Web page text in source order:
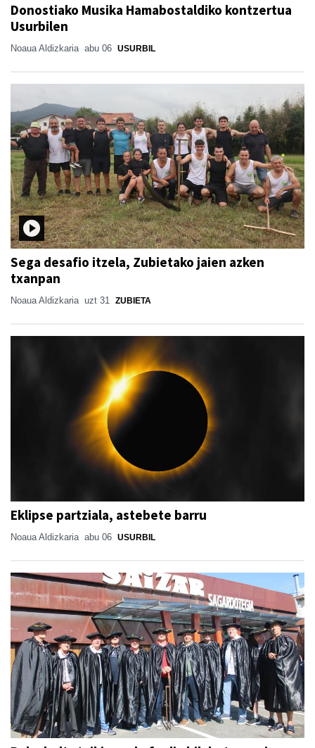
Donostiako Musika Hamabostaldiko kontzertua
Usurbilen
Noaua Aldizkaria abu 06 USURBIL
Sega desafio itzela, Zubietako jaien azken
txanpan
Noaua Aldizkaria uzt 31 ZUBIETA
Eklipse partziala, astebete barru
Noaua Aldizkaria abu 06 USURBIL